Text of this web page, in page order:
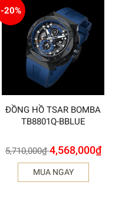
-20%
ĐỒNG HỒ TSAR BOMBA
TB8801Q-BBLUE
5,710,000₫ 4,568,000₫
MUA NGAY